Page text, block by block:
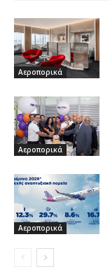
Αεροπορικά
Αεροπορικά
Αεροπορικά